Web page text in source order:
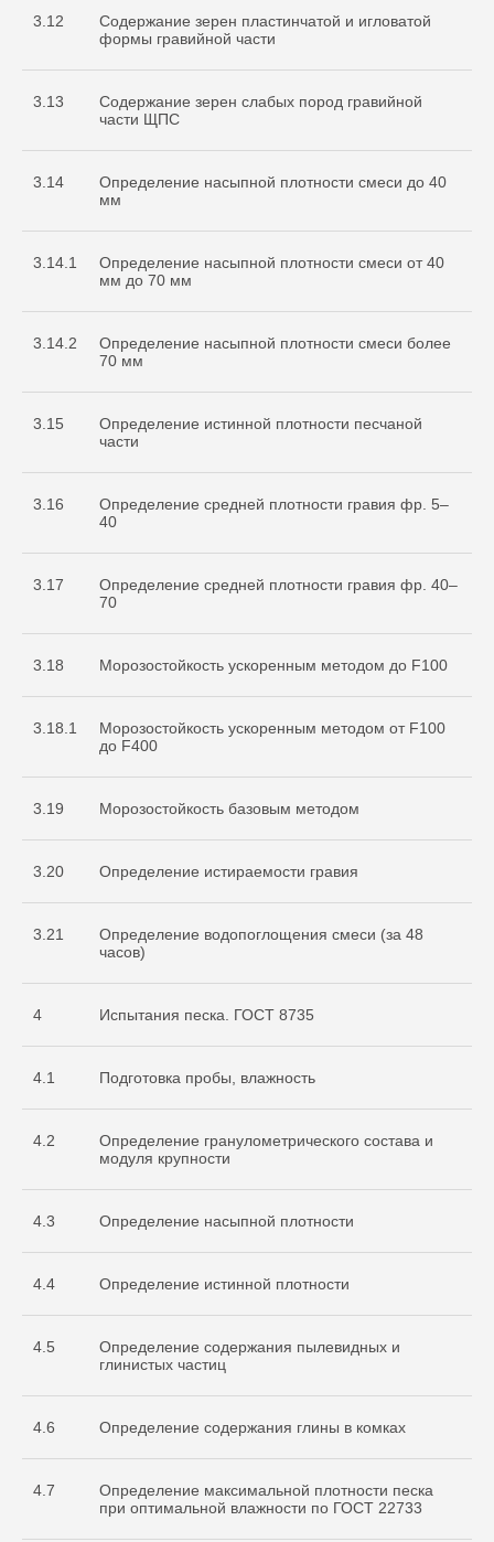
3.12
Содержание зерен пластинчатой и игловатой
формы гравийной части
3.13
Содержание зерен слабых пород гравийной
части ЩПС
3.14
Определение насыпной плотности смеси до 40
мм
3.14.1
Определение насыпной плотности смеси от 40
мм до 70 мм
3.14.2
Определение насыпной плотности смеси более
70 мм
3.15
Определение истинной плотности песчаной
части
3.16
Определение средней плотности гравия фр. 5–
40
3.17
Определение средней плотности гравия фр. 40–
70
3.18 Морозостойкость ускоренным методом до F100
3.18.1
Морозостойкость ускоренным методом от F100
до F400
3.19 Морозостойкость базовым методом
3.20 Определение истираемости гравия
3.21
Определение водопоглощения смеси (за 48
часов)
4 Испытания песка. ГОСТ 8735
4.1 Подготовка пробы, влажность
4.2
Определение гранулометрического состава и
модуля крупности
4.3 Определение насыпной плотности
4.4 Определение истинной плотности
4.5
Определение содержания пылевидных и
глинистых частиц
4.6 Определение содержания глины в комках
4.7
Определение максимальной плотности песка
при оптимальной влажности по ГОСТ 22733